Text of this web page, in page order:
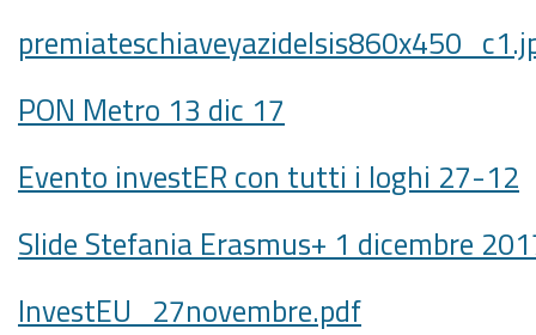
PON Metro 13 dic 17
Evento investER con tutti i loghi 27-12
Slide Stefania Erasmus+ 1 dicembre
InvestEU_27novembre.pdf